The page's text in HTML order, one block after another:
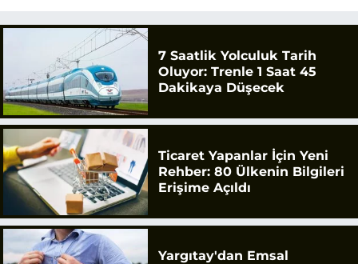
7 Saatlik Yolculuk Tarih
Oluyor: Trenle 1 Saat 45
Dakikaya Düşecek
Ticaret Yapanlar İçin Yeni
Rehber: 80 Ülkenin Bilgileri
Erişime Açıldı
Yargıtay'dan Emsal